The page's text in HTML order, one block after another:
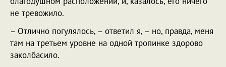
не тревожило.
– Отлично погулялось, – ответил я, – но, правда, меня
там на третьем уровне на одной тропинке здорово
заколбасило.